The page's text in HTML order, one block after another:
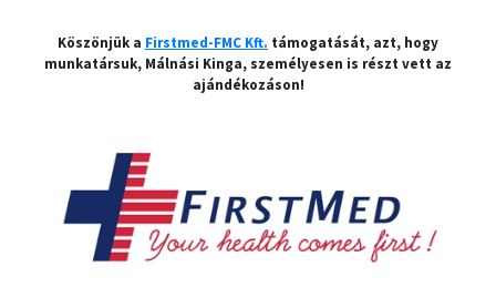
Köszönjük a Firstmed-FMC Kft. támogatását, azt, hogy
munkatársuk, Málnási Kinga, személyesen is részt vett az
ajándékozáson!